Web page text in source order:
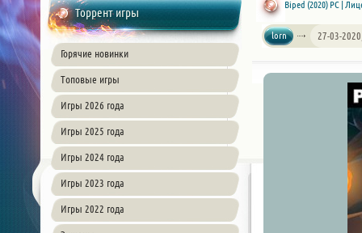
Торрент игры
Горячие новинки
Топовые игры
Игры 2026 года
Игры 2025 года
Игры 2024 года
Игры 2023 года
Игры 2022 года
Biped (2020) PC |
lorn 27-03-